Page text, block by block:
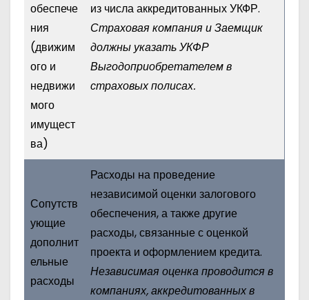
обеспече
ния
(движим
ого и
недвижи
мого
имущест
ва)
из числа аккредитованных УКФР.
Страховая компания и Заемщик
должны указать УКФР
Выгодоприобретателем в
страховых полисах.
Сопутств
ующие
дополнит
ельные
расходы
Расходы на проведение
независимой оценки залогового
обеспечения, а также другие
расходы, связанные с оценкой
проекта и оформлением кредита.
Независимая оценка проводится в
компаниях, аккредитованных в